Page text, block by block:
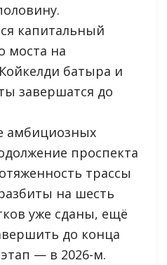
капитальный
моста на
батыра и
завершатся до
амбициозных
проспекта
трассы
на шесть
уже сданы, ещё
до конца
— в 2026-м.